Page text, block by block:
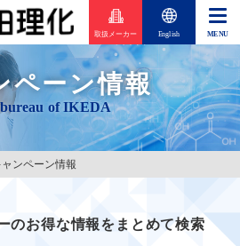
取扱メーカー English
ペーン情報
ャンペーン情報
のお得な情報をまとめて検索